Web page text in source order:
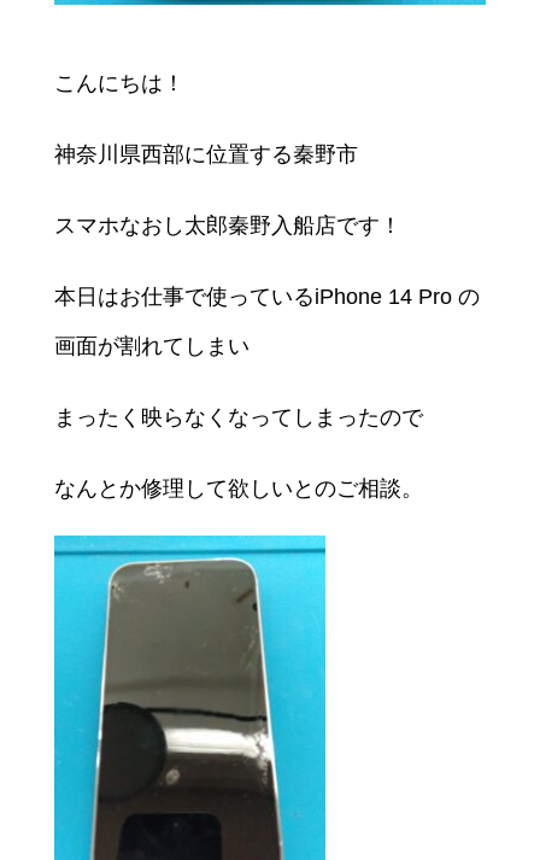
こんにちは！
神奈川県西部に位置する秦野市
スマホなおし太郎秦野入船店です！
本日はお仕事で使っているiPhone 14 Pro の
画面が割れてしまい
まったく映らなくなってしまったので
なんとか修理して欲しいとのご相談。